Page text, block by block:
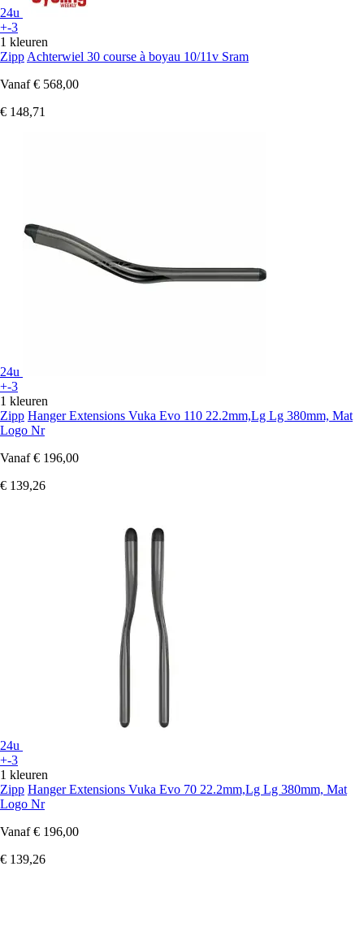
24u
+-3
1 kleuren
Zipp Achterwiel 30 course à boyau 10/11v Sram
Vanaf € 568,00
€ 148,71
24u
+-3
1 kleuren
Zipp Hanger Extensions Vuka Evo 110 22.2mm,Lg Lg 380mm, Mat
Logo Nr
Vanaf € 196,00
€ 139,26
24u
+-3
1 kleuren
Zipp Hanger Extensions Vuka Evo 70 22.2mm,Lg Lg 380mm, Mat
Logo Nr
Vanaf € 196,00
€ 139,26